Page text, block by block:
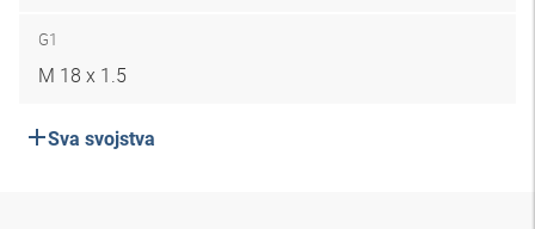
G1
M 18 x 1.5
Sva svojstva